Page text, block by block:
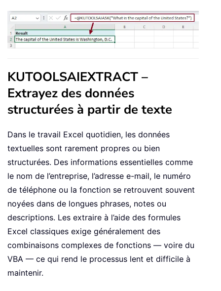
KUTOOLSAIEXTRACT –
Extrayez des données
structurées à partir de texte
Dans le travail Excel quotidien, les données
textuelles sont rarement propres ou bien
structurées. Des informations essentielles comme
le nom de l’entreprise, l’adresse e-mail, le numéro
de téléphone ou la fonction se retrouvent souvent
noyées dans de longues phrases, notes ou
descriptions. Les extraire à l’aide des formules
Excel classiques exige généralement des
combinaisons complexes de fonctions — voire du
VBA — ce qui rend le processus lent et difficile à
maintenir.